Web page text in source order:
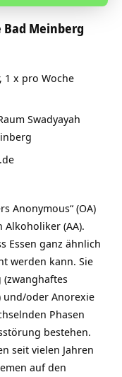
Meinberg
1 x pro Woche
Swadyayah
Anonymous“ (OA)
(AA).
Essen ganz ähnlich
werden kann. Sie
(zwanghaftes
und/oder Anorexie
Phasen
bestehen.
seit vielen Jahren
auf den